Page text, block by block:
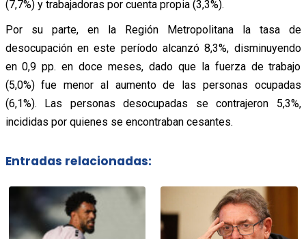
(7,7%) y trabajadoras por cuenta propia (3,3%).
Por su parte, en la Región Metropolitana la tasa de
desocupación en este período alcanzó 8,3%, disminuyendo
en 0,9 pp. en doce meses, dado que la fuerza de trabajo
(5,0%) fue menor al aumento de las personas ocupadas
(6,1%). Las personas desocupadas se contrajeron 5,3%,
incididas por quienes se encontraban cesantes.
Entradas relacionadas: